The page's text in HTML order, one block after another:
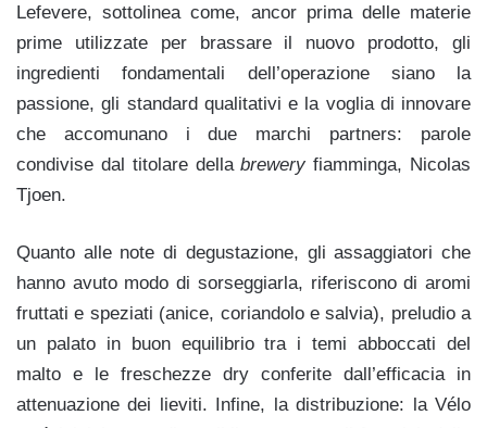
Lefevere, sottolinea come, ancor prima delle materie
prime utilizzate per brassare il nuovo prodotto, gli
ingredienti fondamentali dell’operazione siano la
passione, gli standard qualitativi e la voglia di innovare
che accomunano i due marchi partners: parole
condivise dal titolare dellabreweryfiamminga, Nicolas
Tjoen.
Quanto alle note di degustazione, gli assaggiatori che
hanno avuto modo di sorseggiarla, riferiscono di aromi
fruttati e speziati (anice, coriandolo e salvia), preludio a
un palato in buon equilibrio tra i temi abboccati del
malto e le freschezze dry conferite dall’efficacia in
attenuazione dei lieviti. Infine, la distribuzione: la Vélo